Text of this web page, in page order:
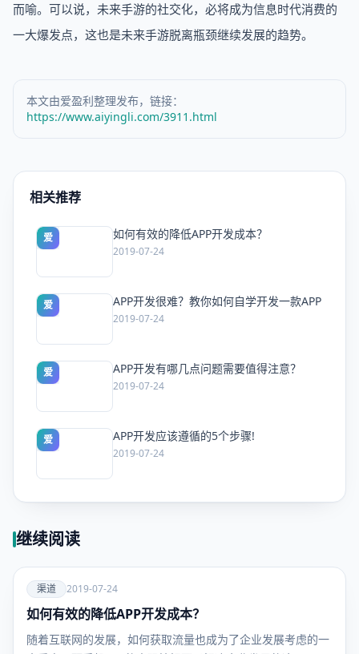
而喻。可以说，未来手游的社交化，必将成为信息时代消费的
一大爆发点，这也是未来手游脱离瓶颈继续发展的趋势。
本文由爱盈利整理发布，链接：
https://www.aiyingli.com/3911.html
相关推荐
爱 如何有效的降低APP开发成本？
2019-07-24
爱 APP开发很难？教你如何自学开发一款APP
2019-07-24
爱 APP开发有哪几点问题需要值得注意？
2019-07-24
爱 APP开发应该遵循的5个步骤!
2019-07-24
继续阅读
爱
渠道
渠道 2019-07-24
如何有效的降低APP开发成本？
随着互联网的发展，如何获取流量也成为了企业发展考虑的一